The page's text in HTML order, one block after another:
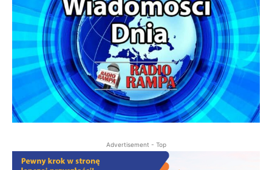
Advertisement - Top